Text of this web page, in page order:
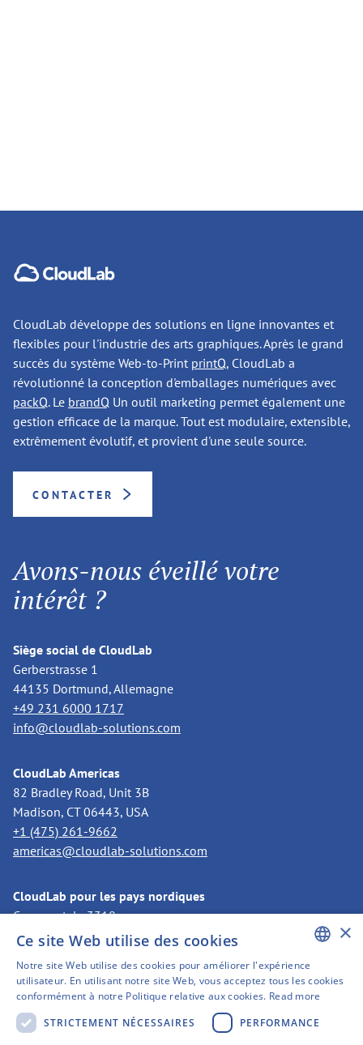
CloudLab développe des solutions en ligne innovantes et
flexibles pour l'industrie des arts graphiques. Après le grand
succès du système Web-to-Print printQ, CloudLab a
révolutionné la conception d'emballages numériques avec
packQ. Le brandQ Un outil marketing permet également une
gestion efficace de la marque. Tout est modulaire, extensible,
extrêmement évolutif, et provient d'une seule source.
CONTACTER
Avons-nous éveillé votre
intérêt ?
Siège social de CloudLab
Gerberstrasse 1
44135 Dortmund, Allemagne
+49 231 6000 1717
info@cloudlab-solutions.com
CloudLab Americas
82 Bradley Road, Unit 3B
Madison, CT 06443, USA
+1 (475) 261-9662
americas@cloudlab-solutions.com
CloudLab pour les pays nordiques
Case postale 3318
11273 Stockholm, Suède
nordics@cloudlab-solutions.com
ENGLISH
GERMAN
×
Ce site Web utilise des cookies
Notre site Web utilise des cookies pour améliorer l'expérience
utilisateur. En utilisant notre site Web, vous acceptez tous les cookies
conformément à notre Politique relative aux cookies. Read more
STRICTEMENT NÉCESSAIRES
PERFORMANCE